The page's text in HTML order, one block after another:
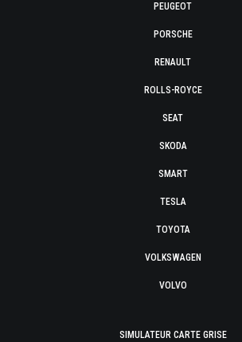
PEUGEOT
PORSCHE
RENAULT
ROLLS-ROYCE
SEAT
SKODA
SMART
TESLA
TOYOTA
VOLKSWAGEN
VOLVO
SIMULATEUR CARTE GRISE